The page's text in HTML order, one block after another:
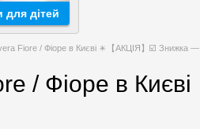
для дітей
Fiore / Фіоре в Києві ✴️【АКЦІЯ】☑️ Знижка —
/ Фіоре в Києві